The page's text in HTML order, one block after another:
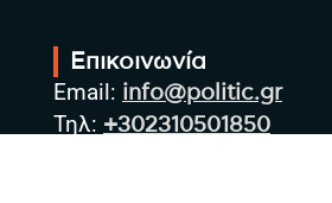
Επικοινωνία
Email: info@politic.gr
Τηλ: +302310501850